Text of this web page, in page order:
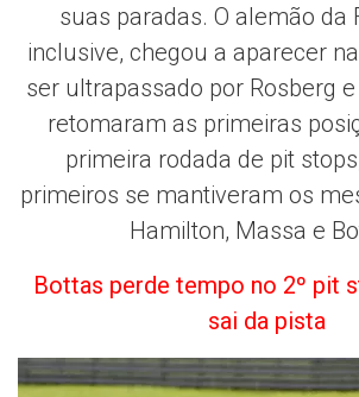
suas paradas. O alemão da
inclusive, chegou a aparecer
ser ultrapassado por Rosberg
retomaram as primeiras
primeira rodada de pit
primeiros se mantiveram os
Hamilton, Massa e
Bottas perde tempo no 2º pit
sai da pista